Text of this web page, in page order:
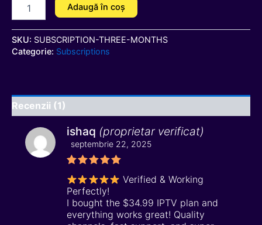
unei
singure
evaluări
Adaugă în coș
SKU: SUBSCRIPTION-THREE-MONTHS
Categorie: Subscriptions
Recenzii (1)
Evaluat la
5din 5
ishaq (proprietar verificat)
septembrie 22, 2025
Verified & Working
Perfectly!
I bought the $34.99 IPTV plan and
everything works great! Quality